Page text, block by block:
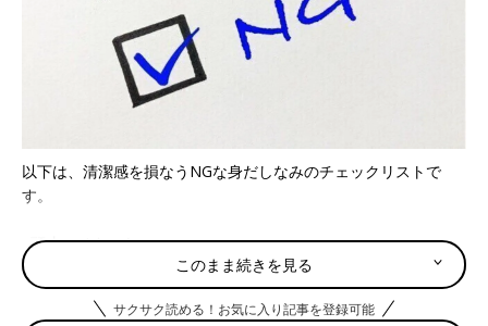
以下は、清潔感を損なうNGな身だしなみのチェックリストで
す。
□頭皮のベタつき
□フケ
□手入れのされていない眉毛や鼻毛
□黄ばんだ歯
このまま続きを見る
サクサク読める！お気に入り記事を登録可能